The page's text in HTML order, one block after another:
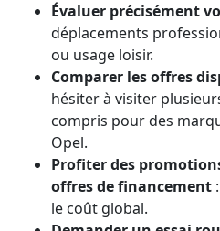
Évaluer précisément
déplacements
ou usage loisir.
Comparer les offres
hésiter à visiter
compris pour des
Opel.
Profiter des
offres de financement
le coût global.